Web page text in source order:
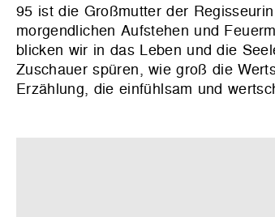
95 ist die Großmutter der
morgendlichen Aufstehen und
blicken wir in das Leben und die
Zuschauer spüren, wie groß die
Erzählung, die einfühlsam und